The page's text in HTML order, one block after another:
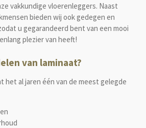
vakkundige vloerenleggers. Naast
bieden wij ook gedegen en
u gegarandeerd bent van een mooi
plezier van heeft!
van laminaat?
het al jaren één van de meest gelegde